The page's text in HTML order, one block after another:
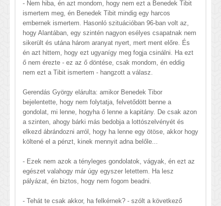
- Nem hiba, én azt mondom, hogy nem ezt a Benedek Tibit
ismertem meg, én Benedek Tibit mindig egy harcos
embernek ismertem. Hasonló szituációban 96-ban volt az,
hogy Alantában, egy szintén nagyon esélyes csapatnak nem
sikerült és utána három aranyat nyert, mert ment előre. És
én azt hittem, hogy ezt ugyanígy meg fogja csinálni. Ha ezt
ő nem érezte - ez az ő döntése, csak mondom, én eddig
nem ezt a Tibit ismertem - hangzott a válasz.
Gerendás György elárulta: amikor Benedek Tibor
bejelentette, hogy nem folytatja, felvetődött benne a
gondolat, mi lenne, hogyha ő lenne a kapitány. De csak azon
a szinten, ahogy bárki más bedobja a lottószelvényét és
elkezd ábrándozni arról, hogy ha lenne egy ötöse, akkor hogy
költené el a pénzt, kinek mennyit adna belőle...
- Ezek nem azok a tényleges gondolatok, vágyak, én ezt az
egészet valahogy már úgy egyszer letettem. Ha lesz
pályázat, én biztos, hogy nem fogom beadni.
- Tehát te csak akkor, ha felkérnek? - szólt a következő